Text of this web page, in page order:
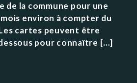
la commune pour une
environ à compter du
cartes peuvent être
pour connaître […]